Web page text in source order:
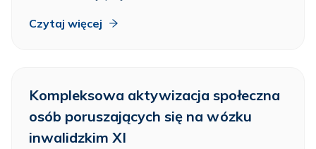
Czytaj więcej
Kompleksowa aktywizacja społeczna
osób poruszających się na wózku
inwalidzkim XI